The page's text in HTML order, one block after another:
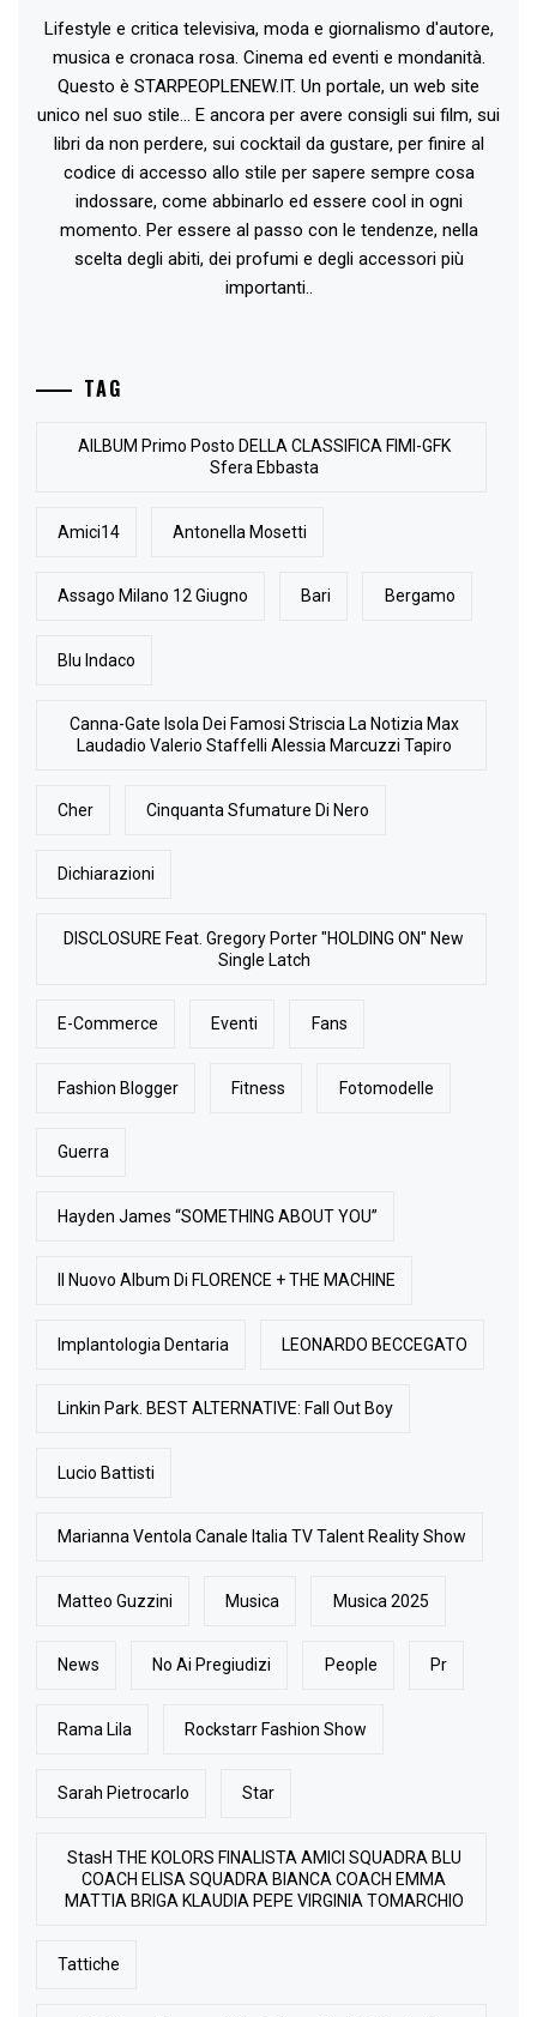
Lifestyle e critica televisiva, moda e giornalismo d'autore,
musica e cronaca rosa. Cinema ed eventi e mondanità.
Questo è STARPEOPLENEW.IT. Un portale, un web site
unico nel suo stile... E ancora per avere consigli sui film, sui
libri da non perdere, sui cocktail da gustare, per finire al
codice di accesso allo stile per sapere sempre cosa
indossare, come abbinarlo ed essere cool in ogni
momento. Per essere al passo con le tendenze, nella
scelta degli abiti, dei profumi e degli accessori più
importanti..
TAG
AlLBUM Primo Posto DELLA CLASSIFICA FIMI-GFK
Sfera Ebbasta
Amici14 Antonella Mosetti
Assago Milano 12 Giugno Bari Bergamo
Blu Indaco
Canna-Gate Isola Dei Famosi Striscia La Notizia Max
Laudadio Valerio Staffelli Alessia Marcuzzi Tapiro
Cher Cinquanta Sfumature Di Nero
Dichiarazioni
DISCLOSURE Feat. Gregory Porter "HOLDING ON" New
Single Latch
E-Commerce Eventi Fans
Fashion Blogger Fitness Fotomodelle
Guerra
Hayden James “SOMETHING ABOUT YOU”
Il Nuovo Album Di FLORENCE + THE MACHINE
Implantologia Dentaria LEONARDO BECCEGATO
Linkin Park. BEST ALTERNATIVE: Fall Out Boy
Lucio Battisti
Marianna Ventola Canale Italia TV Talent Reality Show
Matteo Guzzini Musica Musica 2025
News No Ai Pregiudizi People Pr
Rama Lila Rockstarr Fashion Show
Sarah Pietrocarlo Star
StasH THE KOLORS FINALISTA AMICI SQUADRA BLU
COACH ELISA SQUADRA BIANCA COACH EMMA
MATTIA BRIGA KLAUDIA PEPE VIRGINIA TOMARCHIO
Tattiche